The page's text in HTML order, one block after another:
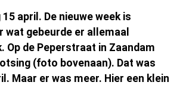
april. De nieuwe week is
wat gebeurde er allemaal
Op de Peperstraat in Zaandam
(foto bovenaan). Dat was
Maar er was meer. Hier een klein